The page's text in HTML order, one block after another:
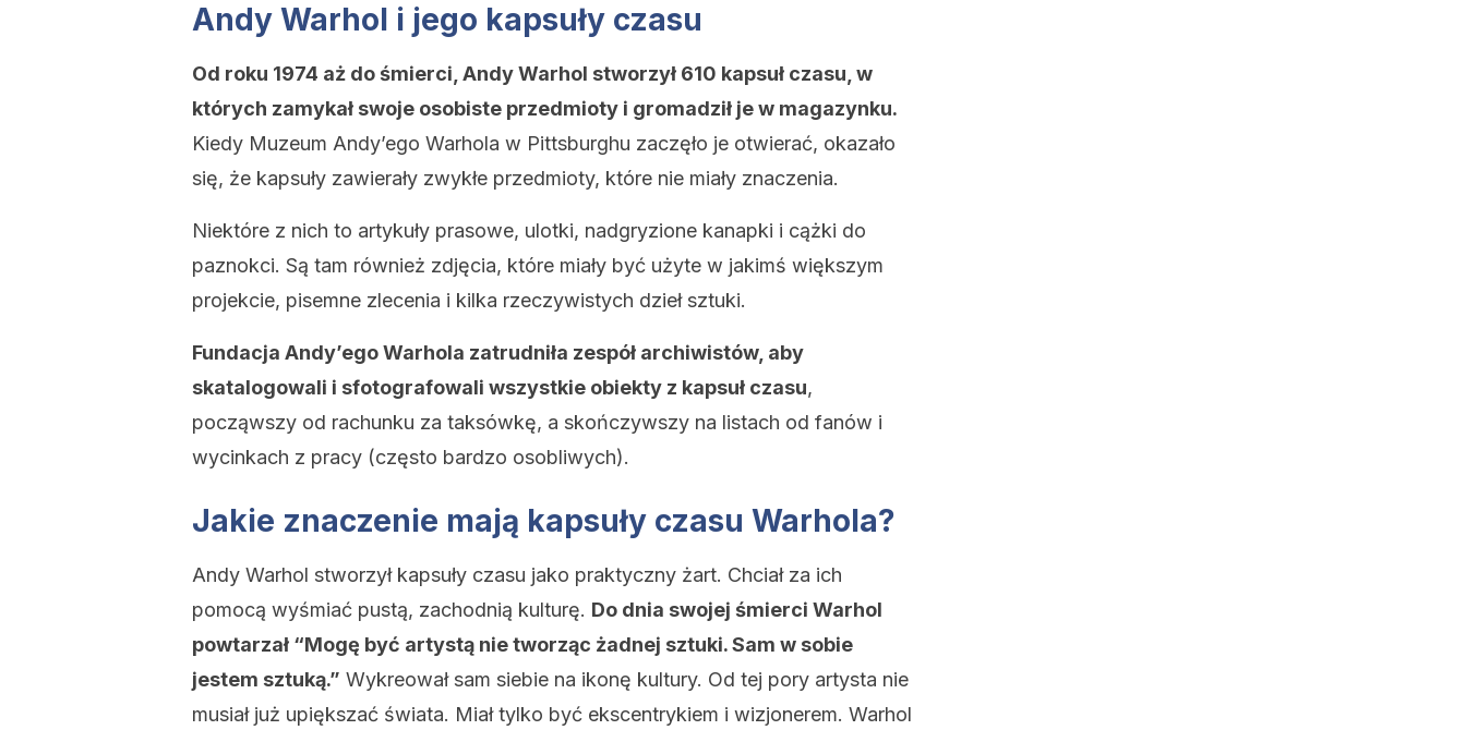
Andy Warhol i jego kapsuły czasu
Od roku 1974 aż do śmierci, Andy Warhol stworzył 610 kapsuł czasu, w
których zamykał swoje osobiste przedmioty i gromadził je w magazynku.
Kiedy Muzeum Andy’ego Warhola w Pittsburghu zaczęło je otwierać, okazało
się, że kapsuły zawierały zwykłe przedmioty, które nie miały znaczenia.
Niektóre z nich to artykuły prasowe, ulotki, nadgryzione kanapki i cążki do
paznokci. Są tam również zdjęcia, które miały być użyte w jakimś większym
projekcie, pisemne zlecenia i kilka rzeczywistych dzieł sztuki.
Fundacja Andy’ego Warhola zatrudniła zespół archiwistów, aby
skatalogowali i sfotografowali wszystkie obiekty z kapsuł czasu,
począwszy od rachunku za taksówkę, a skończywszy na listach od fanów i
wycinkach z pracy (często bardzo osobliwych).
Jakie znaczenie mają kapsuły czasu Warhola?
Andy Warhol stworzył kapsuły czasu jako praktyczny żart. Chciał za ich
pomocą wyśmiać pustą, zachodnią kulturę. Do dnia swojej śmierci Warhol
powtarzał “Mogę być artystą nie tworząc żadnej sztuki. Sam w sobie
jestem sztuką.” Wykreował sam siebie na ikonę kultury. Od tej pory artysta nie
musiał już upiększać świata. Miał tylko być ekscentrykiem i wizjonerem. Warhol